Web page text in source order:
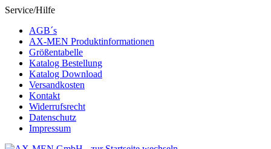
Service/Hilfe
AGB´s
AX-MEN Produktinformationen
Größentabelle
Katalog Bestellung
Katalog Download
Versandkosten
Kontakt
Widerrufsrecht
Datenschutz
Impressum